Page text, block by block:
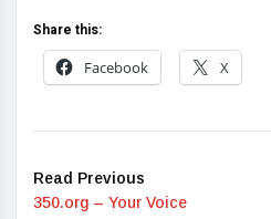
Share this:
Facebook
X
Read Previous
350.org – Your Voice